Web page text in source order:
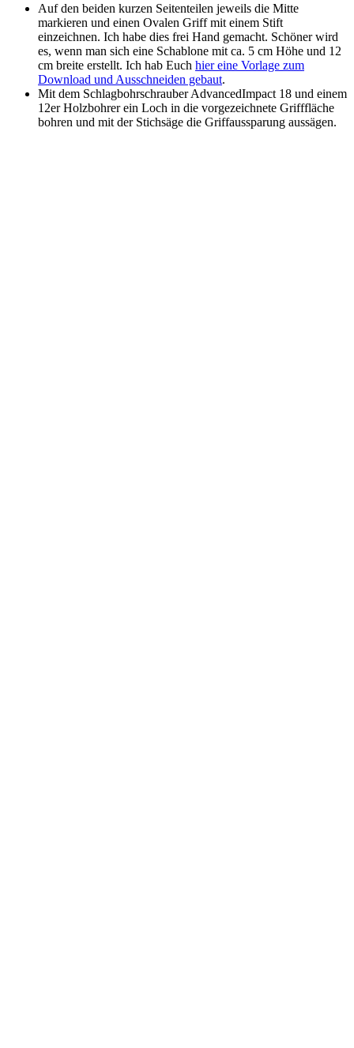
Auf den beiden kurzen Seitenteilen jeweils die Mitte
markieren und einen Ovalen Griff mit einem Stift
einzeichnen. Ich habe dies frei Hand gemacht. Schöner wird
es, wenn man sich eine Schablone mit ca. 5 cm Höhe und 12
cm breite erstellt. Ich hab Euch hier eine Vorlage zum
Download und Ausschneiden gebaut.
Mit dem Schlagbohrschrauber AdvancedImpact 18 und einem
12er Holzbohrer ein Loch in die vorgezeichnete Grifffläche
bohren und mit der Stichsäge die Griffaussparung aussägen.